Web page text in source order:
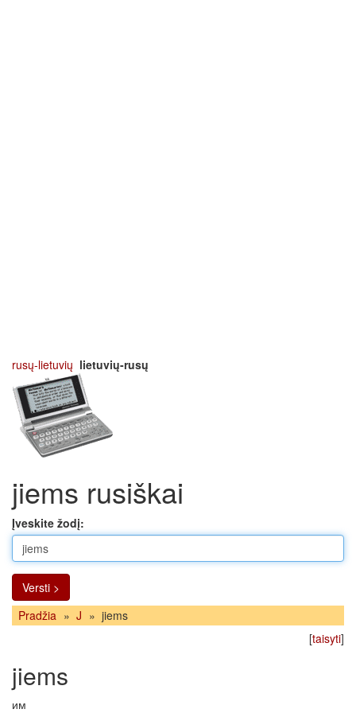
rusų-lietuvių lietuvių-rusų
jiems rusiškai
Įveskite žodį:
Versti >
Pradžia » J » jiems
[taisyti]
jiems
им